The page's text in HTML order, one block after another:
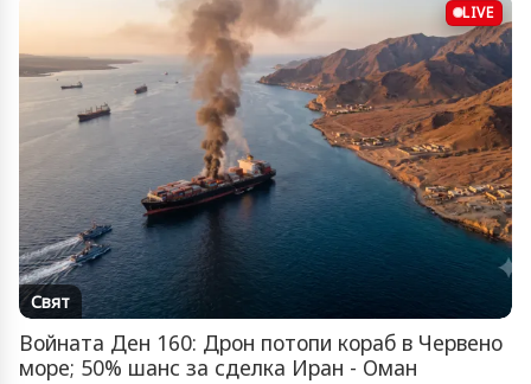
LIVE
Свят
Войната Ден 160: Дрон потопи кораб в Червено
море; 50% шанс за сделка Иран - Оман